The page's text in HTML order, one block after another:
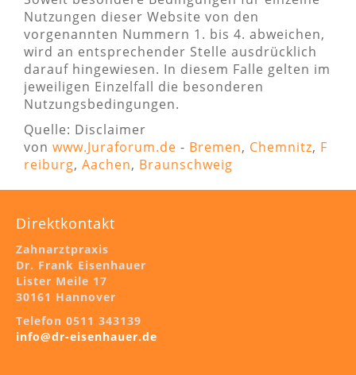
Nutzungen dieser Website von den
vorgenannten Nummern 1. bis 4. abweichen,
wird an entsprechender Stelle ausdrücklich
darauf hingewiesen. In diesem Falle gelten im
jeweiligen Einzelfall die besonderen
Nutzungsbedingungen.
Quelle: Disclaimer
von www.Juraforum.de - Bremen, Chemnitz, F
reiburg, Aachen, Braunschweig
Direktkontakt
Zahnarztpraxis
Dr. Frank Eisenhauer
Lister Meile 17
30161 Hannover
Telefon 0511 343139
info@dr-eisenhauer.de